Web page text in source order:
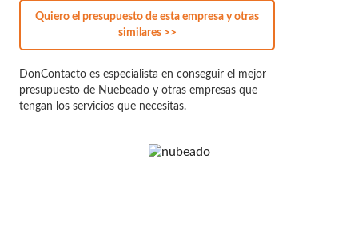
Quiero el presupuesto de esta empresa y otras
similares >>
DonContacto es especialista en conseguir el mejor
presupuesto de Nuebeado y otras empresas que
tengan los servicios que necesitas.